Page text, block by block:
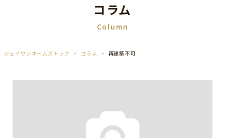
コラム
Column
ジェイワンホームズトップ コラム 再建築不可